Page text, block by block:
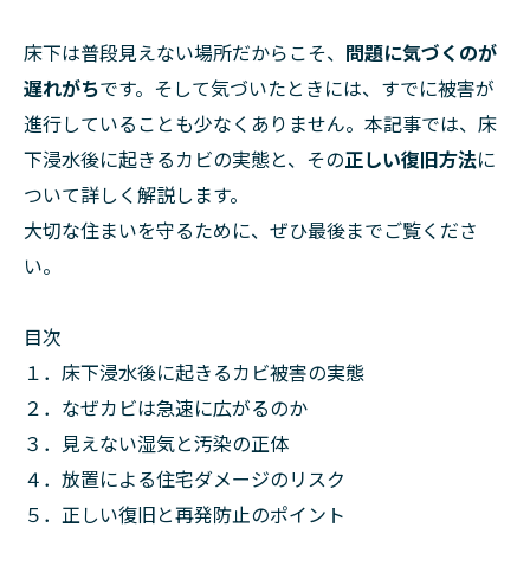
床下は普段見えない場所だからこそ、 問題に気づくのが
遅れがちです。そして気づいたときには、すでに被害が
進行していることも少なくありません。本記事では、床
下浸水後に起きるカビの実態と、その正しい復旧方法に
ついて詳しく解説します。
大切な住まいを守るために、ぜひ最後までご覧くださ
い。
目次
１．床下浸水後に起きるカビ被害の実態
２．なぜカビは急速に広がるのか
３．見えない湿気と汚染の正体
４．放置による住宅ダメージのリスク
５．正しい復旧と再発防止のポイント